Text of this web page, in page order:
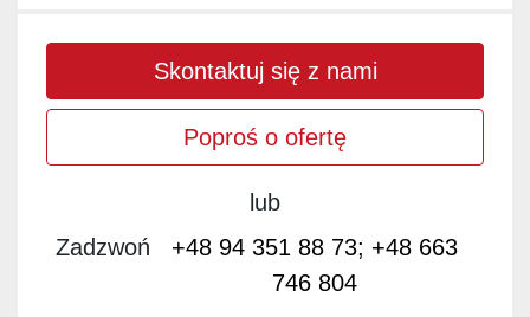
Skontaktuj się z nami
Poproś o ofertę
lub
Zadzwoń
+48 94 351 88 73; +48 663
746 804